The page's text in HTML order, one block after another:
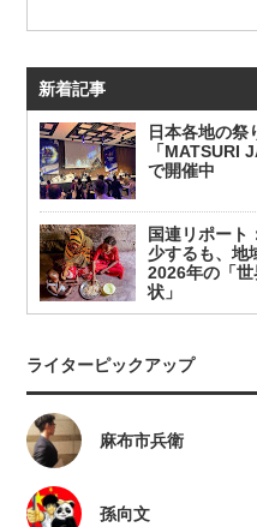
新着記事
日本各地の祭
「MATSURI
で開催中
国連リポート
少するも、地
2026年の「
状」
ライターピックアップ
麻布市兵衛
孫向文